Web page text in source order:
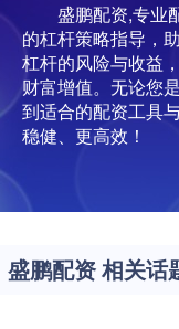
盛鹏配资,专业
的杠杆策略指导，
杠杆的风险与收益
财富增值。无论您
到适合的配资工具
稳健、更高效！
盛鹏配资 相关话